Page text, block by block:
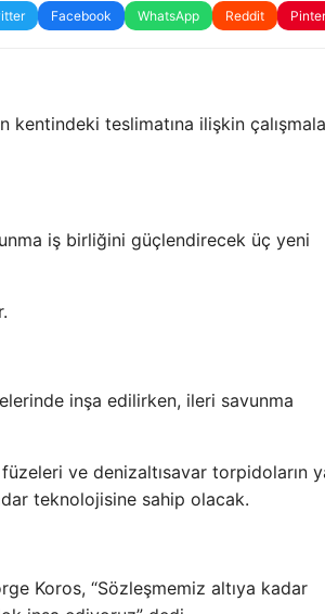
Facebook WhatsApp Reddit
kentindeki teslimatına ilişkin
iş birliğini güçlendirecek üç yeni
inşa edilirken, ileri savunma
ve denizaltısavar torpidoların
teknolojisine sahip olacak.
Koros, “Sözleşmemiz altıya kadar